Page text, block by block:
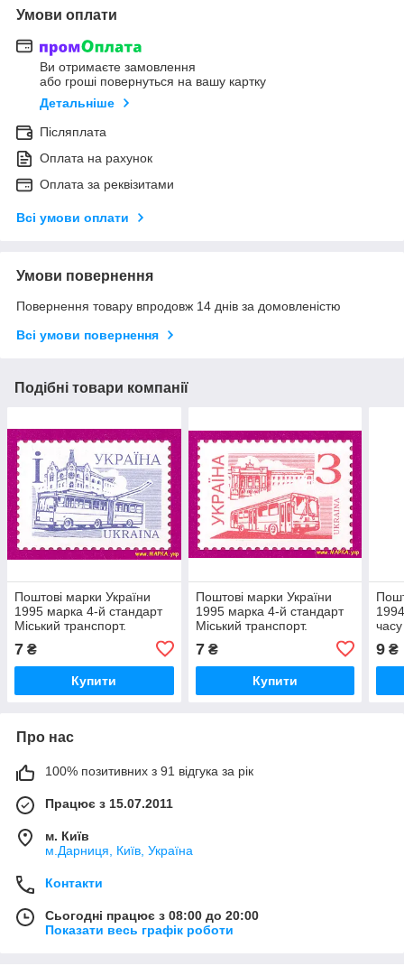
Умови оплати
Ви отримаєте замовлення
або гроші повернуться на вашу картку
Детальніше
Післяплата
Оплата на рахунок
Оплата за реквізитами
Всі умови оплати
Умови повернення
Повернення товару впродовж 14 днів за домовленістю
Всі умови повернення
Подібні товари компанії
Поштові марки України
1995 марка 4-й стандарт
Міський транспорт.
7 ₴
Купити
Поштові марки України
1995 марка 4-й стандарт
Міський транспорт.
7₴
Купити
9 ₴
Про нас
100% позитивних з 91 відгука за рік
Працює з 15.07.2011
м. Київ
м.Дарниця, Київ, Україна
Контакти
Сьогодні працює з 08:00 до 20:00
Показати весь графік роботи